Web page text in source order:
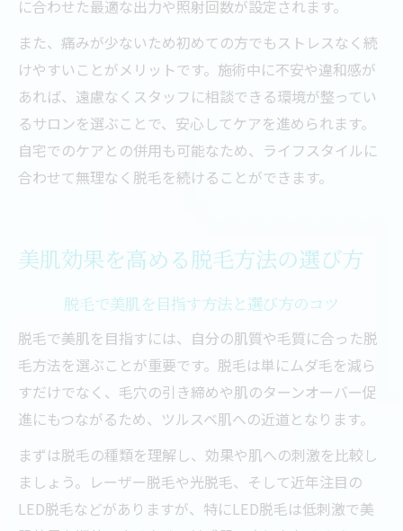
に合わせた最適な出力や照射回数が設定されます。
また、痛みが少ないため初めての方でもストレスなく続
けやすいことがメリットです。施術中に不安や違和感が
あれば、遠慮なくスタッフに相談できる環境が整ってい
るサロンを選ぶことで、安心してケアを進められます。
自宅でのケアとの併用も可能なため、ライフスタイルに
合わせて無理なく脱毛を続けることができます。
美肌効果を高める脱毛方法の選び方
脱毛で美肌を目指す方法と選び方のコツ
脱毛で美肌を目指すには、自分の肌質や毛質に合った脱
毛方法を選ぶことが重要です。脱毛は単にムダ毛を減ら
すだけでなく、毛穴の引き締めや肌のターンオーバー促
進にもつながるため、ツルスベ肌への近道となります。
まずは脱毛の種類を理解し、効果や肌への刺激を比較し
ましょう。レーザー脱毛や光脱毛、そして近年注目の
LED脱毛などがありますが、特にLED脱毛は低刺激で美